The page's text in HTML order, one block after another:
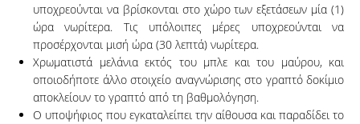
υποχρεούνται να βρίσκονται στο χώρο των εξετάσεων μία (1)
ώρα νωρίτερα. Τις υπόλοιπες μέρες υποχρεούνται να
προσέρχονται μισή ώρα (30 λεπτά) νωρίτερα.
Χρωματιστά μελάνια εκτός του μπλε και του μαύρου, και
οποιοδήποτε άλλο στοιχείο αναγνώρισης στο γραπτό δοκίμιο
αποκλείουν το γραπτό από τη βαθμολόγηση.
Ο υποψήφιος που εγκαταλείπει την αίθουσα και παραδίδει το